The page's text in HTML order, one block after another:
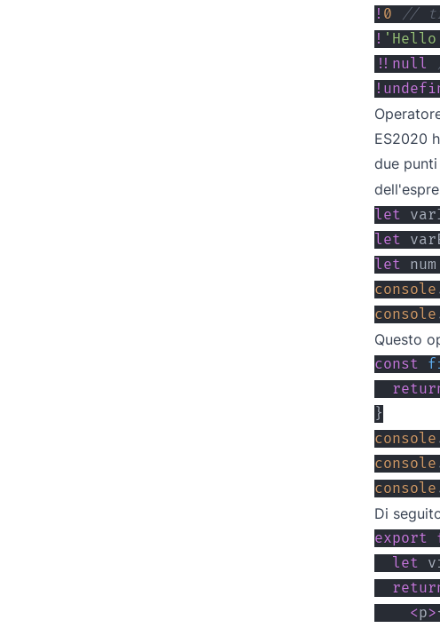
! 0
//
!
! ! null
!
ES2020
due
let
let
let num
console
console
Questo
const
}
console
console
console
Di
export
let
<p>